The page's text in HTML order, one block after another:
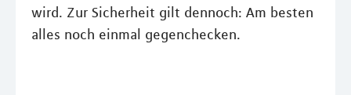
wird. Zur Sicherheit gilt dennoch: Am besten
alles noch einmal gegenchecken.